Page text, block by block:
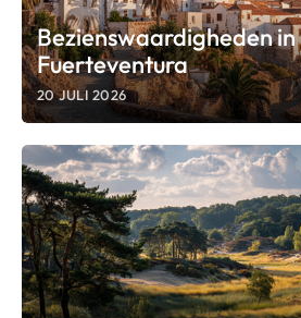
Bezienswaardigheden in
Fuerteventura
20 JULI 2026